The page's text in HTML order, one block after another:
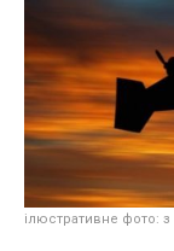
ілюстративне фото: